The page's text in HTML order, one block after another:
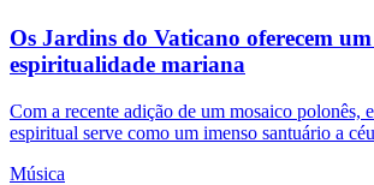
Os Jardins do Vaticano oferecem
espiritualidade mariana
Com a recente adição de um mosaico polonês,
espiritual serve como um imenso santuário a
Música